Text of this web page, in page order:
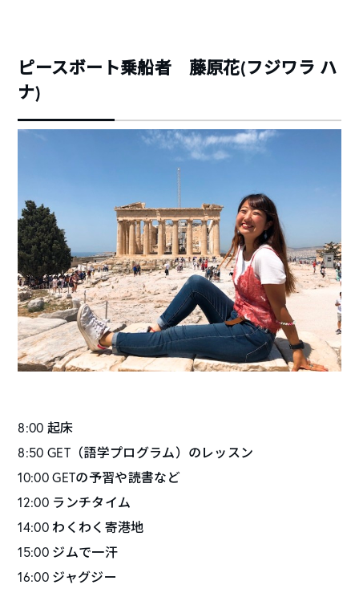
ピースボート乗船者 藤原花(フジワラ ハ
ナ)
8:00起床
8:50 GET（語学プログラム） のレッスン
10:00 GETの予習や読書など
12:00 ランチタイム
14:00 わくわく寄港地
15:00 ジムで一汗
16:00 ジャグジー